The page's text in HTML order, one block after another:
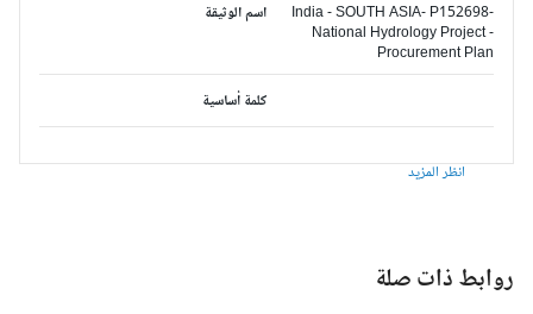
اسم الوثيقة
India - SOUTH ASIA- P152698-
National Hydrology Project -
Procurement Plan
كلمة أساسية
انظر المزيد
روابط ذات صلة